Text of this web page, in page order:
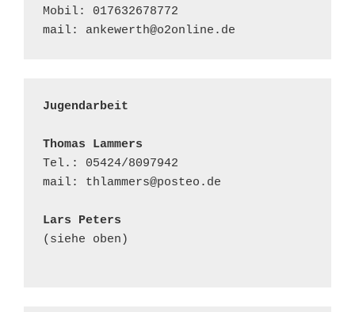
Mobil: 017632678772
mail: ankewerth@o2online.de
Jugendarbeit
Thomas Lammers
Tel.: 05424/8097942
mail: thlammers@posteo.de
Lars Peters
(siehe oben)